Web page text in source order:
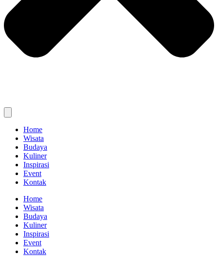
Home
Wisata
Budaya
Kuliner
Inspirasi
Event
Kontak
Home
Wisata
Budaya
Kuliner
Inspirasi
Event
Kontak